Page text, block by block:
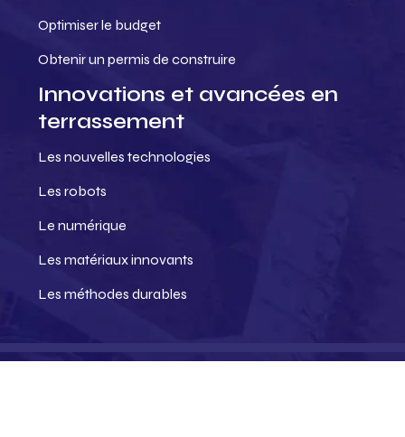
Optimiser le budget
Obtenir un permis de construire
Innovations et avancées en
terrassement
Les nouvelles technologies
Les robots
Le numérique
Les matériaux innovants
Les méthodes durables